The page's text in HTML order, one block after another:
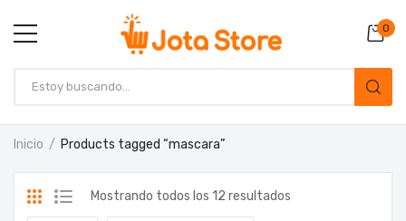
0
Inicio Products tagged “mascara”
Mostrando todos los 12 resultados